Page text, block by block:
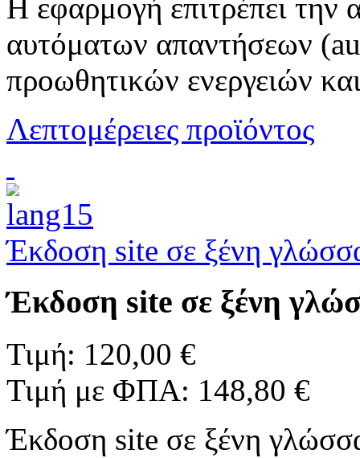
H εφαρμογή επιτρέπει
αυτόματων απαντήσεων
προωθητικών ενεργειών
Λεπτομέρειες προϊόντος
Έκδοση site σε ξένη
Έκδοση site σε ξένη
Τιμή: 120,00 €
Τιμή με ΦΠΑ: 148,80 €
Έκδοση site σε ξένη